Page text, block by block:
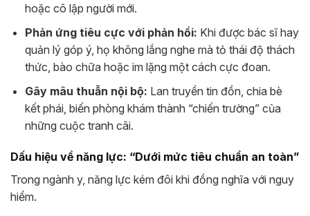
hoặc cô lập người mới.
Phản ứng tiêu cực với phản hồi: Khi được bác sĩ hay
quản lý góp ý, họ không lắng nghe mà tỏ thái độ thách
thức, bào chữa hoặc im lặng một cách cực đoan.
Gây mâu thuẫn nội bộ: Lan truyền tin đồn, chia bè
kết phái, biến phòng khám thành “chiến trường” của
những cuộc tranh cãi.
Dấu hiệu về năng lực: “Dưới mức tiêu chuẩn an toàn”
Trong ngành y, năng lực kém đôi khi đồng nghĩa với nguy
hiểm.